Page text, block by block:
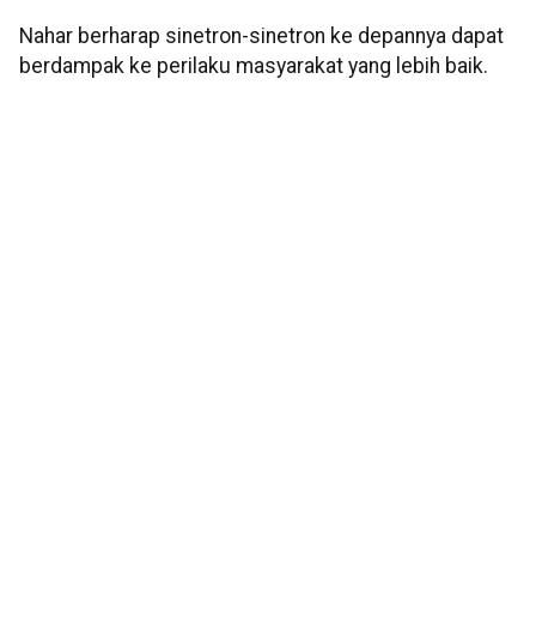
Nahar berharap sinetron-sinetron ke depannya dapat
berdampak ke perilaku masyarakat yang lebih baik.